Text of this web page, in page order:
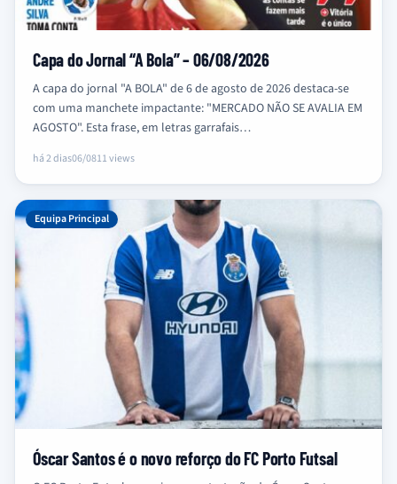
Capa do Jornal “A Bola” – 06/08/2026
A capa do jornal "A BOLA" de 6 de agosto de 2026 destaca-se
com uma manchete impactante: "MERCADO NÃO SE AVALIA EM
AGOSTO". Esta frase, em letras garrafais…
há 2 dias06/0811 views
Equipa Principal
Óscar Santos é o novo reforço do FC Porto Futsal